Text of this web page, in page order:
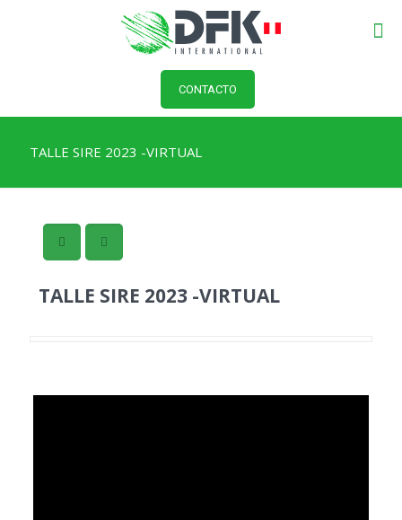
CONTACTO
TALLE SIRE 2023 -VIRTUAL
TALLE SIRE 2023 -VIRTUAL